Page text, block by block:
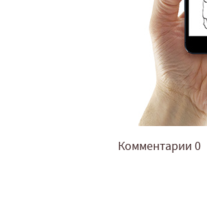
Комментарии 0